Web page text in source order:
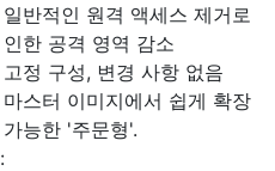
일반적인 원격 액세스 제거로
인한 공격 영역 감소
고정 구성, 변경 사항 없음
마스터 이미지에서 쉽게 확장
가능한 '주문형'.
: